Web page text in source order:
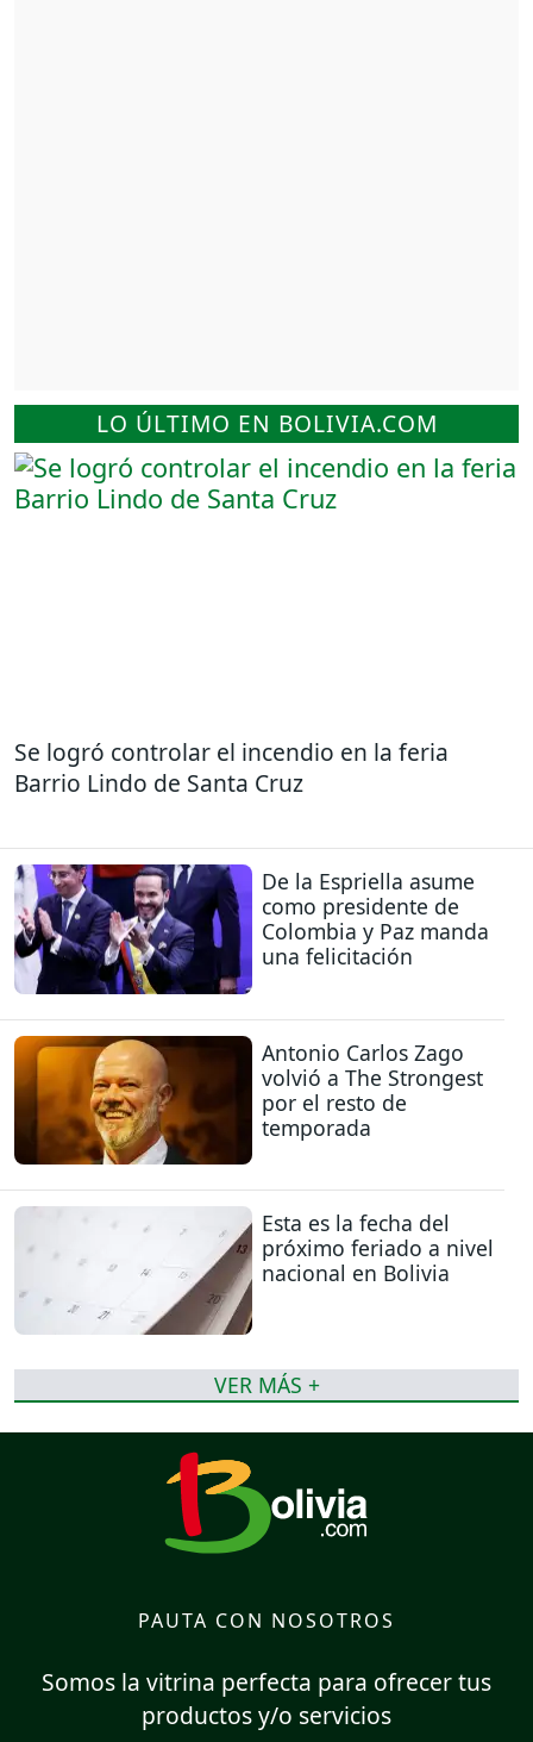
LO ÚLTIMO EN BOLIVIA.COM
Se logró controlar el incendio en la feria
Barrio Lindo de Santa Cruz
De la Espriella asume
como presidente de
Colombia y Paz manda
una felicitación
Antonio Carlos Zago
volvió a The Strongest
por el resto de
temporada
Esta es la fecha del
próximo feriado a nivel
nacional en Bolivia
VER MÁS +
PAUTA CON NOSOTROS
Somos la vitrina perfecta para ofrecer tus
productos y/o servicios